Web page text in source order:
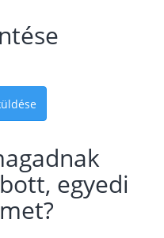
egyedi